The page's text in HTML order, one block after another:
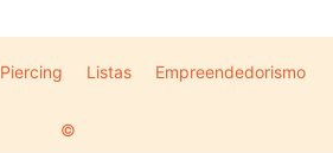
Piercing Listas Empreendedorismo
©